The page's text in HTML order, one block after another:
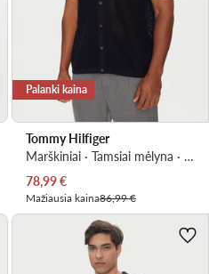
Palanki kaina
Tommy Hilfiger
Marškiniai · Tamsiai mėlyna · Regular Fit
Dabartinė kaina
78,99€
Mažiausia kaina86,99 €